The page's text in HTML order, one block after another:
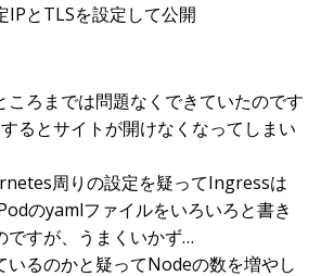
IPとTLSを設定して公開
ころまでは問題なくできていたのです
るとサイトが開けなくなってしまい
周りの設定を疑ってIngressは
のyamlファイルをいろいろと書き
ですが、うまくいかず…
いるのかと疑ってNodeの数を増やし